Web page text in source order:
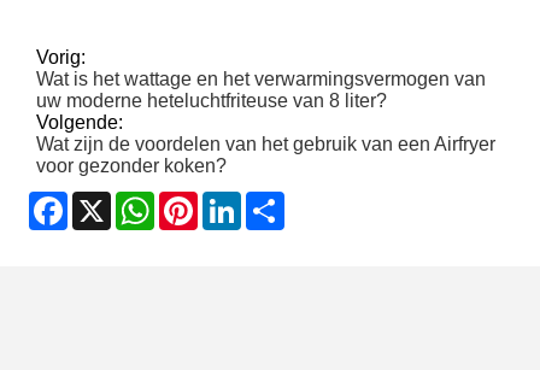
Vorig:
Wat is het wattage en het verwarmingsvermogen van
uw moderne heteluchtfriteuse van 8 liter?
Volgende:
Wat zijn de voordelen van het gebruik van een Airfryer
voor gezonder koken?
Facebook
X WhatsApp
PinterestLinkedIn